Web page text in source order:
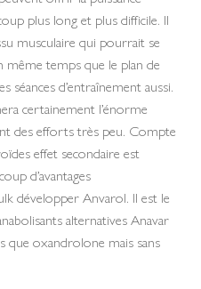
plus long et plus difficile. Il
musculaire qui pourrait se
temps que le plan de
séances d’entraînement aussi.
certainement l’énorme
des efforts très peu. Compte
effet secondaire est
d’avantages
développer Anvarol. Il est le
alternatives Anavar
que oxandrolone mais sans